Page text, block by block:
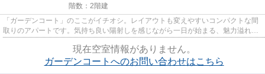
階数：2階建
「ガーデンコート」のここがイチオシ。レイアウトも変えやすいコンパクトな間
取りのアパートです。気持ち良い陽射しを感じながら一日が始まる、魅力溢れる
現在空室情報がありません。
ガーデンコートへのお問い合わせはこちら